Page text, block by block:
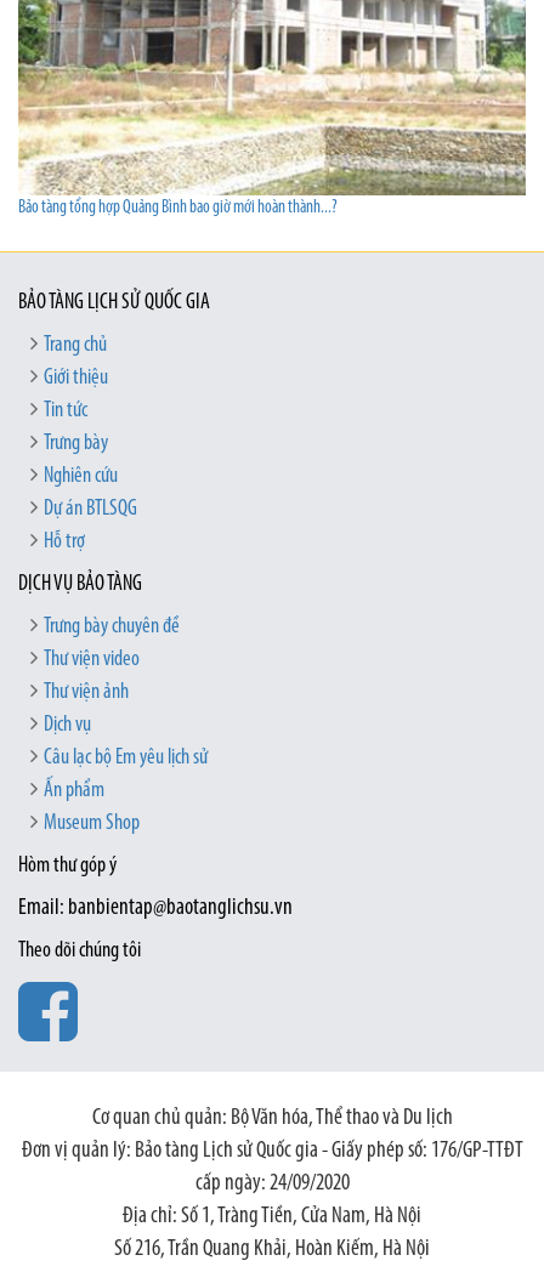
Bảo tàng tổng hợp Quảng Bình bao giờ mới hoàn thành...?
BẢO TÀNG LỊCH SỬ QUỐC GIA
Trang chủ
Giới thiệu
Tin tức
Trưng bày
Nghiên cứu
Dự án BTLSQG
Hỗ trợ
DỊCH VỤ BẢO TÀNG
Trưng bày chuyên đề
Thư viện video
Thư viện ảnh
Dịch vụ
Câu lạc bộ Em yêu lịch sử
Ấn phẩm
Museum Shop
Hòm thư góp ý
Email: banbientap@baotanglichsu.vn
Theo dõi chúng tôi
Cơ quan chủ quản: Bộ Văn hóa, Thể thao và Du lịch
Đơn vị quản lý: Bảo tàng Lịch sử Quốc gia - Giấy phép số: 176/GP-TTĐT
cấp ngày: 24/09/2020
Địa chỉ: Số 1, Tràng Tiền, Cửa Nam, Hà Nội
Số 216, Trần Quang Khải, Hoàn Kiếm, Hà Nội